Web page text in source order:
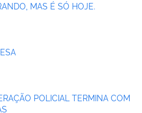
MAS É SÓ HOJE.
POLICIAL TERMINA COM